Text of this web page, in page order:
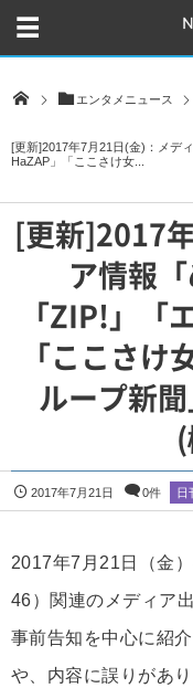
エンタメニュース
[更新]2017年7月21日(金)：メデ
HaZAP」「ここさけ女...
[更新]2017
ア情報
「ZIP!」「
「ここさ
ループ新
2017年7月21日 0件 日
2017年7月21日（金
46）関連のメディア
事前告知を中心に紹
や、内容に誤りがあ